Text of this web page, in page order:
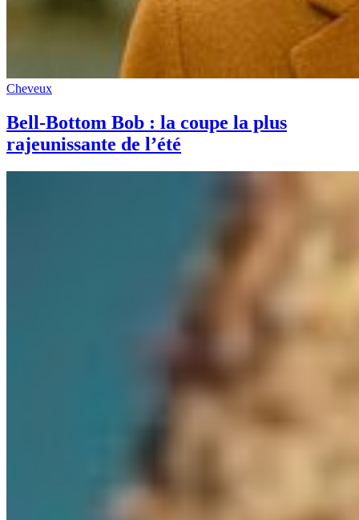
Cheveux
Bell-Bottom Bob : la coupe la plus
rajeunissante de l’été